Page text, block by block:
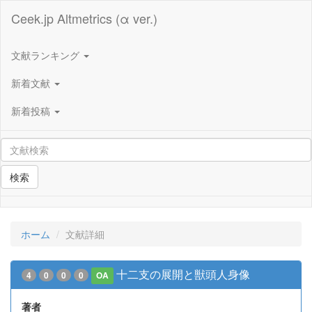
Ceek.jp Altmetrics (α ver.)
文献ランキング
新着文献
新着投稿
検索
ホーム 文献詳細
4 0 0 0 OA 十二支の展開と獣頭人身像
著者